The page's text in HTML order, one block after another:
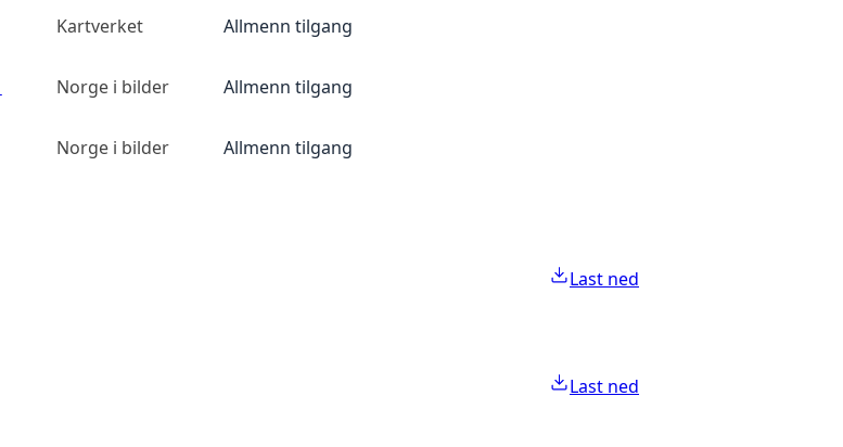
Kartverket Allmenn tilgang
Norge i bilder Allmenn tilgang
Norge i bilder Allmenn tilgang
Last ned
Last ned